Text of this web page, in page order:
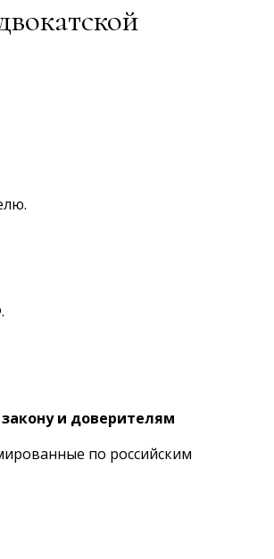
и доверителям
по российским